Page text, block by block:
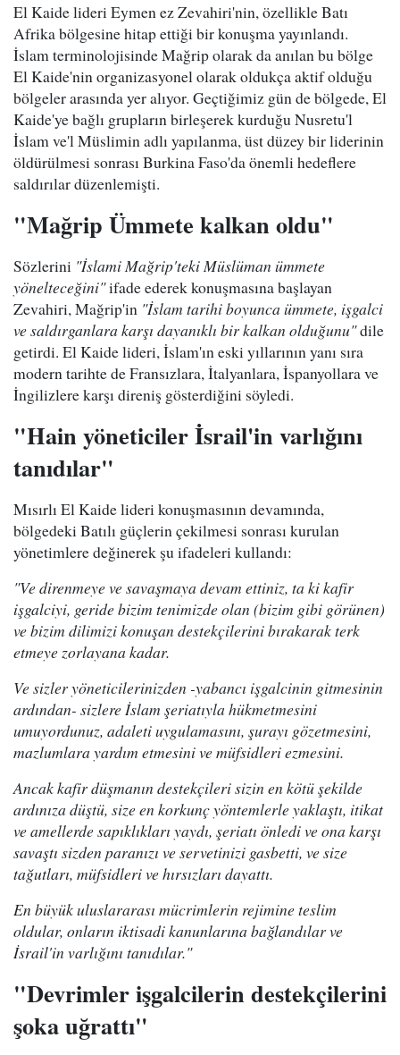
El Kaide lideri Eymen ez Zevahiri'nin, özellikle Batı
Afrika bölgesine hitap ettiği bir konuşma yayınlandı.
İslam terminolojisinde Mağrip olarak da anılan bu bölge
El Kaide'nin organizasyonel olarak oldukça aktif olduğu
bölgeler arasında yer alıyor. Geçtiğimiz gün de bölgede, El
Kaide'ye bağlı grupların birleşerek kurduğu Nusretu'l
İslam ve'l Müslimin adlı yapılanma, üst düzey bir liderinin
öldürülmesi sonrası Burkina Faso'da önemli hedeflere
saldırılar düzenlemişti.
"Mağrip Ümmete kalkan oldu"
Sözlerini "İslami Mağrip'teki Müslüman ümmete
yönelteceğini"ifade ederek konuşmasına başlayan
Zevahiri, Mağrip'in "İslam tarihi boyunca ümmete, işgalci
ve saldırganlara karşı dayanıklı bir kalkan olduğunu"dile
getirdi. El Kaide lideri, İslam'ın eski yıllarının yanı sıra
modern tarihte de Fransızlara, İtalyanlara, İspanyollara ve
İngilizlere karşı direniş gösterdiğini söyledi.
"Hain yöneticiler İsrail'in varlığını
tanıdılar"
Mısırlı El Kaide lideri konuşmasının devamında,
bölgedeki Batılı güçlerin çekilmesi sonrası kurulan
yönetimlere değinerek şu ifadeleri kullandı:
"Ve direnmeye ve savaşmaya devam ettiniz, ta ki kafir
işgalciyi, geride bizim tenimizde olan (bizim gibi görünen)
ve bizim dilimizi konuşan destekçilerini bırakarak terk
etmeye zorlayana kadar.
Ve sizler yöneticilerinizden -yabancı işgalcinin gitmesinin
ardından- sizlere İslam şeriatıyla hükmetmesini
umuyordunuz, adaleti uygulamasını, şurayı gözetmesini,
mazlumlara yardım etmesini ve müfsidleri ezmesini.
Ancak kafir düşmanın destekçileri sizin en kötü şekilde
ardınıza düştü, size en korkunç yöntemlerle yaklaştı, itikat
ve amellerde sapıklıkları yaydı, şeriatı önledi ve ona karşı
savaştı sizden paranızı ve servetinizi gasbetti, ve size
tağutları, müfsidleri ve hırsızları dayattı.
En büyük uluslararası mücrimlerin rejimine teslim
oldular, onların iktisadi kanunlarına bağlandılar ve
İsrail'in varlığını tanıdılar."
"Devrimler işgalcilerin destekçilerini
şoka uğrattı"